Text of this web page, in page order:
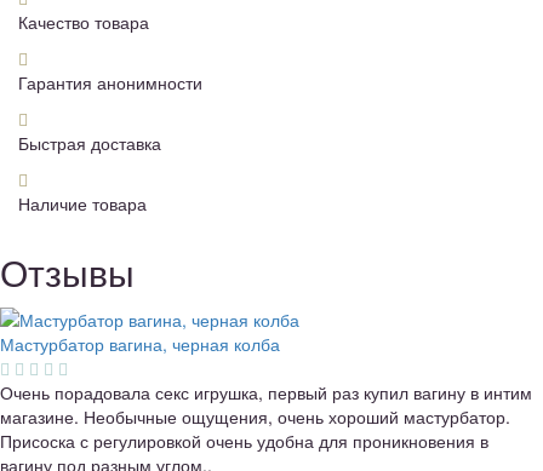
Качество товара
Гарантия анонимности
Быстрая доставка
Наличие товара
Отзывы
Мастурбатор вагина, черная колба
Очень порадовала секс игрушка, первый раз купил вагину в интим
магазине. Необычные ощущения, очень хороший мастурбатор.
Присоска с регулировкой очень удобна для проникновения в
вагину под разным углом..